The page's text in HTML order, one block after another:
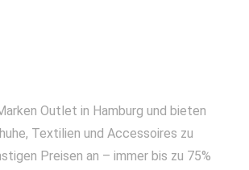
Outlet in Hamburg und bieten
Textilien und Accessoires zu
Preisen an – immer bis zu 75%